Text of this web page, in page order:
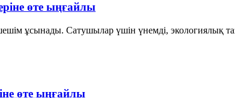
өте ыңғайлы
ұсынады. Сатушылар үшін үнемді, экологиялық
өте ыңғайлы